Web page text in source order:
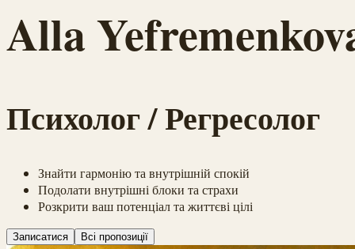
Alla
Психолог / Регресолог
Знайти гармонію та внутрішній спокій
Подолати внутрішні блоки та страхи
Розкрити ваш потенціал та життєві цілі
Записатися Всі пропозиції